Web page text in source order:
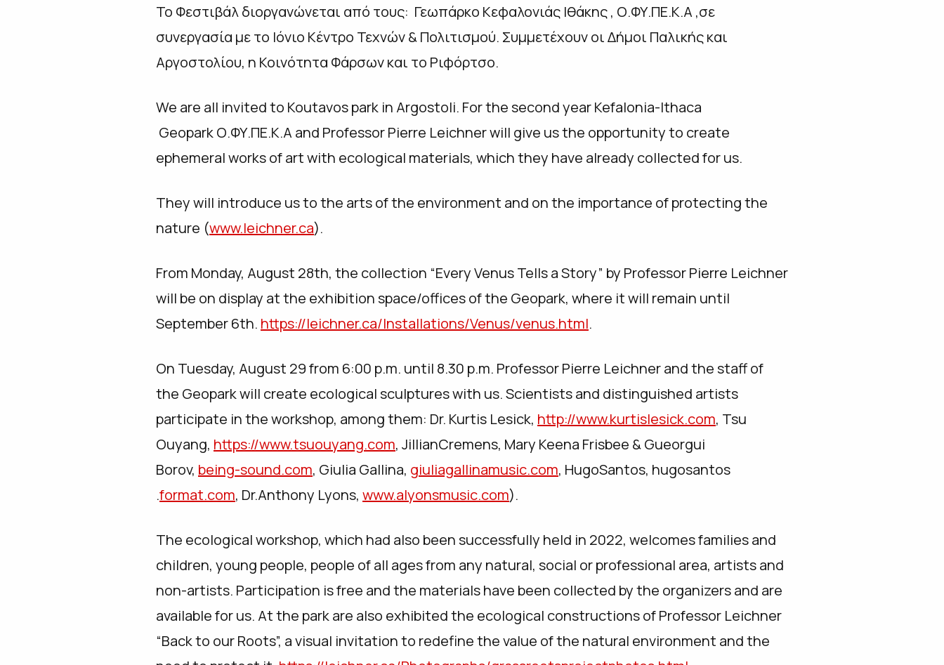
To Φεστιβάλ διοργανώνεται από τους: Γεωπάρκο Κεφαλονιάς Ιθάκης , Ο.ΦΥ.ΠΕ.Κ.Α ,σε
συνεργασία με το Ιόνιο Κέντρο Τεχνών & Πολιτισμού. Συμμετέχουν οι Δήμοι Παλικής και
Αργοστολίου, η Κοινότητα Φάρσων και το Ριφόρτσο.
We are all invited to Koutavos park in Argostoli. For the second year Kefalonia-Ithaca
Geopark Ο.ΦΥ.ΠΕ.Κ.Α and Professor Pierre Leichner will give us the opportunity to create
ephemeral works of art with ecological materials, which they have already collected for us.
They will introduce us to the arts of the environment and on the importance of protecting the
nature (www.leichner.ca).
From Monday, August 28th, the collection “Every Venus Tells a Story” by Professor Pierre Leichner
will be on display at the exhibition space/offices of the Geopark, where it will remain until
September 6th. https://leichner.ca/Installations/Venus/venus.html.
On Tuesday, August 29 from 6:00 p.m. until 8.30 p.m. Professor Pierre Leichner and the staff of
the Geopark will create ecological sculptures with us. Scientists and distinguished artists
participate in the workshop, among them: Dr. Kurtis Lesick, http://www.kurtislesick.com, Tsu
Ouyang, https://www.tsuouyang.com, JillianCremens, Mary Keena Frisbee & Gueorgui
Borov, being-sound.com, Giulia Gallina, giuliagallinamusic.com, HugoSantos, hugosantos
.format.com, Dr.Anthony Lyons, www.alyonsmusic.com).
The ecological workshop, which had also been successfully held in 2022, welcomes families and
children, young people, people of all ages from any natural, social or professional area, artists and
non-artists. Participation is free and the materials have been collected by the organizers and are
available for us. At the park are also exhibited the ecological constructions of Professor Leichner
“Back to our Roots”, a visual invitation to redefine the value of the natural environment and the